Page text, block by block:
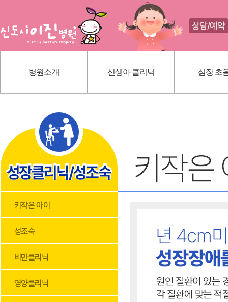
병원소개 신생아 클리닉 심장 초
인사말
의료진 소개
진료 안내
내부 시설
신생아 황달
딤플초음파